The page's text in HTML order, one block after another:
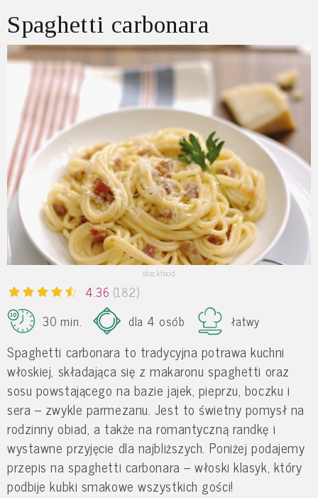
Spaghetti carbonara
stockfood
4.36 (182)
30 min.
dla 4 osób łatwy
Spaghetti carbonara to tradycyjna potrawa kuchni
włoskiej, składająca się z makaronu spaghetti oraz
sosu powstającego na bazie jajek, pieprzu, boczku i
sera – zwykle parmezanu. Jest to świetny pomysł na
rodzinny obiad, a także na romantyczną randkę i
wystawne przyjęcie dla najbliższych. Poniżej podajemy
przepis na spaghetti carbonara – włoski klasyk, który
podbije kubki smakowe wszystkich gości!